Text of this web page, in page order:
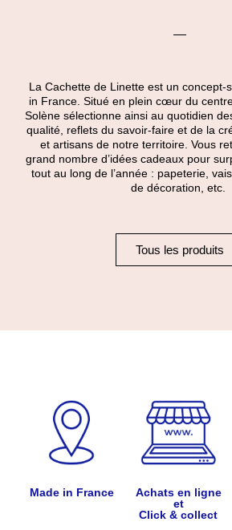
La Cachette de Linette est un concept-
in France. Situé en plein cœur du
Solène sélectionne ainsi au quotidien
qualité, reflets du savoir-faire et de la
et artisans de notre territoire. Vous
grand nombre d’idées cadeaux pour
tout au long de l’année : papeterie,
de décoration, etc.
Tous les produits
Made in France
Achats en ligne
et
Click & collect